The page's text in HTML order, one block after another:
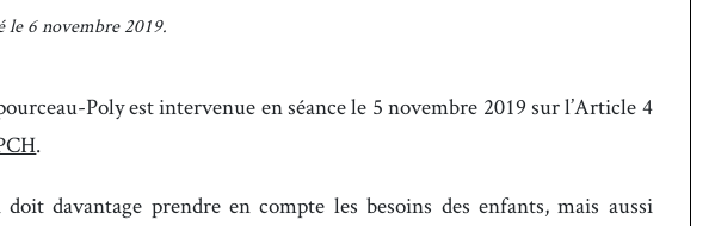
le 6 novembre 2019.
Poly est intervenue en séance le 5 novembre 2019 sur l’Article 4
.
davantage prendre en compte les besoins des enfants, mais aussi